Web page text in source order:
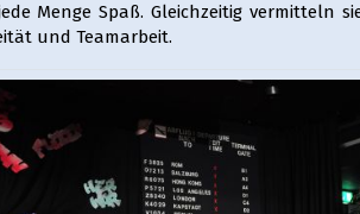
Menge Spaß. Gleichzeitig vermitteln
und Teamarbeit.